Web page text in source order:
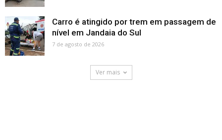
Carro é atingido por trem em passagem de
nível em Jandaia do Sul
7 de agosto de 2026
Ver mais